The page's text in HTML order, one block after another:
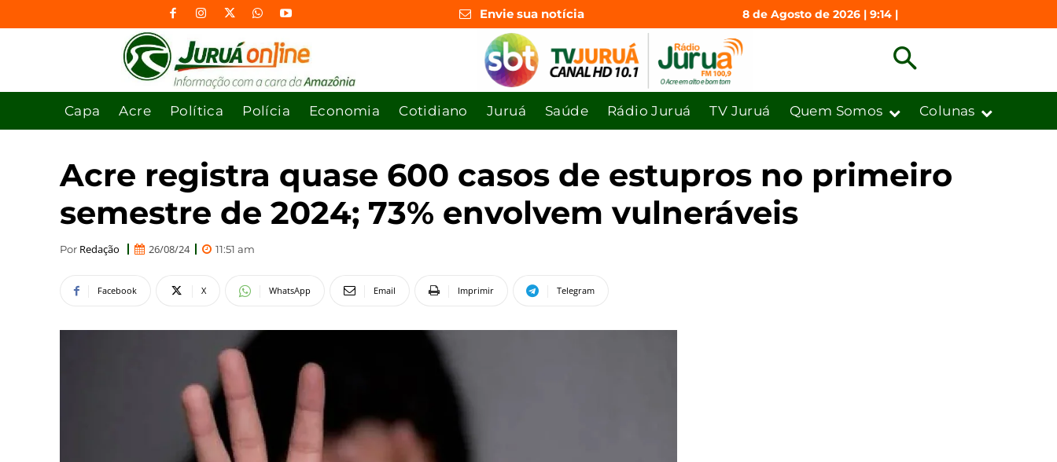
Envie sua notícia 8 de Agosto de 2026 | 9:14 |
Capa Acre Política Polícia Economia Cotidiano Juruá Saúde Rádio Juruá TV Juruá Quem Somos Colunas
Acre registra quase 600 casos de estupros no primeiro
semestre de 2024; 73% envolvem vulneráveis
Por Redação 26/08/24 11:51 am
Facebook X WhatsApp Email Imprimir Telegram